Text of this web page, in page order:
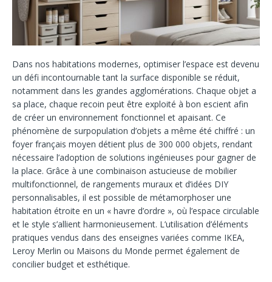
Dans nos habitations modernes, optimiser l’espace est devenu
un défi incontournable tant la surface disponible se réduit,
notamment dans les grandes agglomérations. Chaque objet a
sa place, chaque recoin peut être exploité à bon escient afin
de créer un environnement fonctionnel et apaisant. Ce
phénomène de surpopulation d’objets a même été chiffré : un
foyer français moyen détient plus de 300 000 objets, rendant
nécessaire l’adoption de solutions ingénieuses pour gagner de
la place. Grâce à une combinaison astucieuse de mobilier
multifonctionnel, de rangements muraux et d’idées DIY
personnalisables, il est possible de métamorphoser une
habitation étroite en un « havre d’ordre », où l’espace circulable
et le style s’allient harmonieusement. L’utilisation d’éléments
pratiques vendus dans des enseignes variées comme IKEA,
Leroy Merlin ou Maisons du Monde permet également de
concilier budget et esthétique.